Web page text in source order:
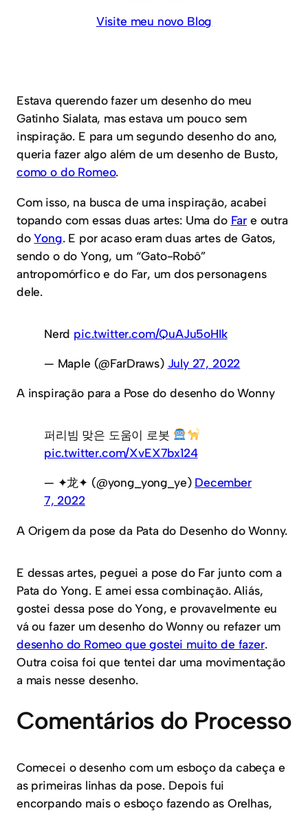
Visite meu novo Blog
Estava querendo fazer um desenho do meu
Gatinho Sialata, mas estava um pouco sem
inspiração. E para um segundo desenho do ano,
queria fazer algo além de um desenho de Busto,
como o do Romeo.
Com isso, na busca de uma inspiração, acabei
topando com essas duas artes: Uma do Far e outra
doYong. E por acaso eram duas artes de Gatos,
sendo o do Yong, um “Gato-Robô”
antropomórfico e do Far, um dos personagens
dele.
Nerd pic.twitter.com/QuAJu5oHIk
— Maple (@FarDraws) July 27, 2022
A inspiração para a Pose do desenho do Wonny
퍼리빔 맞은 도움이 로봇
pic.twitter.com/XvEX7bx124
— ✦龙✦ (@yong_yong_ye) December
7, 2022
A Origem da pose da Pata do Desenho do Wonny.
E dessas artes, peguei a pose do Far junto com a
Pata do Yong. E amei essa combinação. Aliás,
gostei dessa pose do Yong, e provavelmente eu
vá ou fazer um desenho do Wonny ou refazer um
desenho do Romeo que gostei muito de fazer.
Outra coisa foi que tentei dar uma movimentação
a mais nesse desenho.
Comentários do Processo
Comecei o desenho com um esboço da cabeça e
as primeiras linhas da pose. Depois fui
encorpando mais o esboço fazendo as Orelhas,